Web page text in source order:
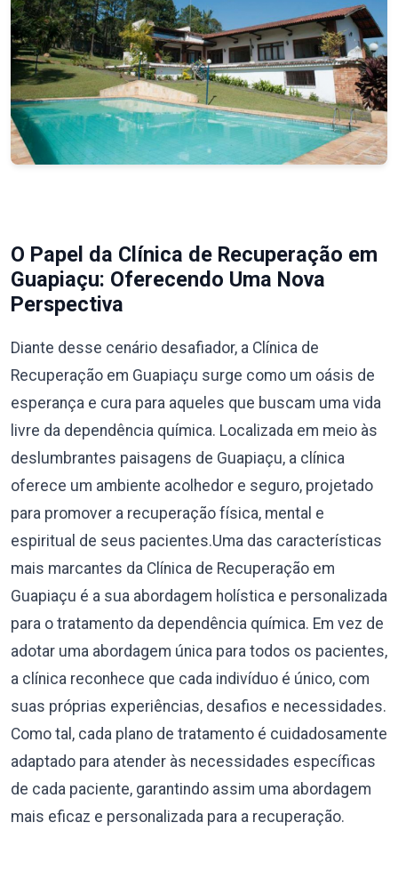
O Papel da Clínica de Recuperação em
Guapiaçu: Oferecendo Uma Nova
Perspectiva
Diante desse cenário desafiador, a Clínica de
Recuperação em Guapiaçu surge como um oásis de
esperança e cura para aqueles que buscam uma vida
livre da dependência química. Localizada em meio às
deslumbrantes paisagens de Guapiaçu, a clínica
oferece um ambiente acolhedor e seguro, projetado
para promover a recuperação física, mental e
espiritual de seus pacientes.Uma das características
mais marcantes da Clínica de Recuperação em
Guapiaçu é a sua abordagem holística e personalizada
para o tratamento da dependência química. Em vez de
adotar uma abordagem única para todos os pacientes,
a clínica reconhece que cada indivíduo é único, com
suas próprias experiências, desafios e necessidades.
Como tal, cada plano de tratamento é cuidadosamente
adaptado para atender às necessidades específicas
de cada paciente, garantindo assim uma abordagem
mais eficaz e personalizada para a recuperação.